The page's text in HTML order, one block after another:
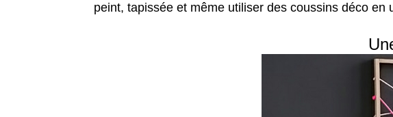
peint, tapissée et même utiliser des coussins déco en